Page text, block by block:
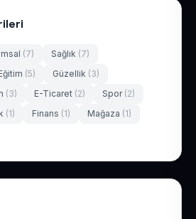
(7) Sağlık (7)
(5) Güzellik (3)
(3) E-Ticaret (2) Spor (2)
(1) Finans (1) Mağaza (1)